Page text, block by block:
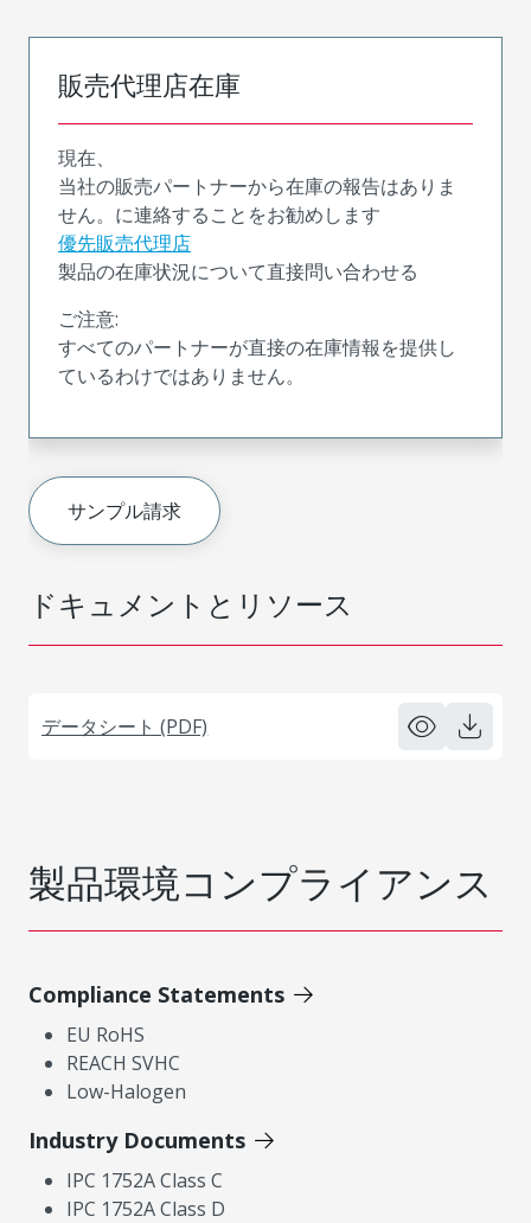
ドキュメントとリソース
データシート (PDF)
販売代理店在庫
現在、
当社の販売パートナーから在庫の報告はありま
せん。に連絡することをお勧めします
優先販売代理店
製品の在庫状況について直接問い合わせる
ご注意:
すべてのパートナーが直接の在庫情報を提供し
ているわけではありません。
サンプル請求
製品環境コンプライアンス
Compliance Statements
EU RoHS
REACH SVHC
Low-Halogen
Industry Documents
IPC 1752A Class C
IPC 1752A Class D